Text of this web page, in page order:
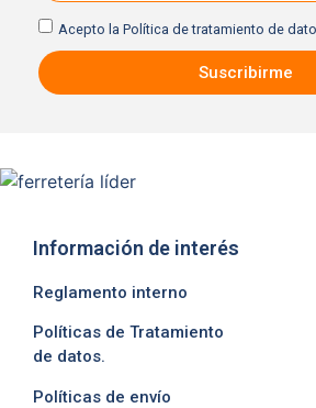
Acepto la Política de tratamiento de
Suscribirme
Información de interés
Reglamento interno
Políticas de Tratamiento
de datos.
Políticas de envío